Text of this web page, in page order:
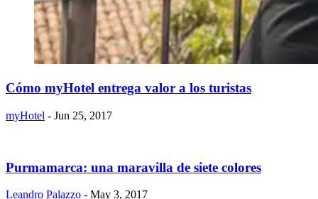
Cómo myHotel entrega valor a los turistas
myHotel - Jun 25, 2017
Purmamarca: una maravilla de siete colores
Leandro Palazzo - May 3, 2017